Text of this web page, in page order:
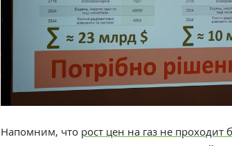
Напомним, что рост цен на газ не